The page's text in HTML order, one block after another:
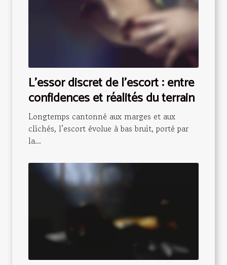
L’essor discret de l’escort : entre
confidences et réalités du terrain
Longtemps cantonné aux marges et aux
clichés, l’escort évolue à bas bruit, porté par
la...